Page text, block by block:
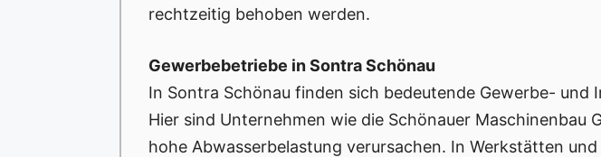
rechtzeitig behoben werden.
Gewerbebetriebe in Sontra Schönau
In Sontra Schönau finden sich bedeutende Gewerbe-
Hier sind Unternehmen wie die Schönauer Maschinenbau
hohe Abwasserbelastung verursachen. In Werkstätten